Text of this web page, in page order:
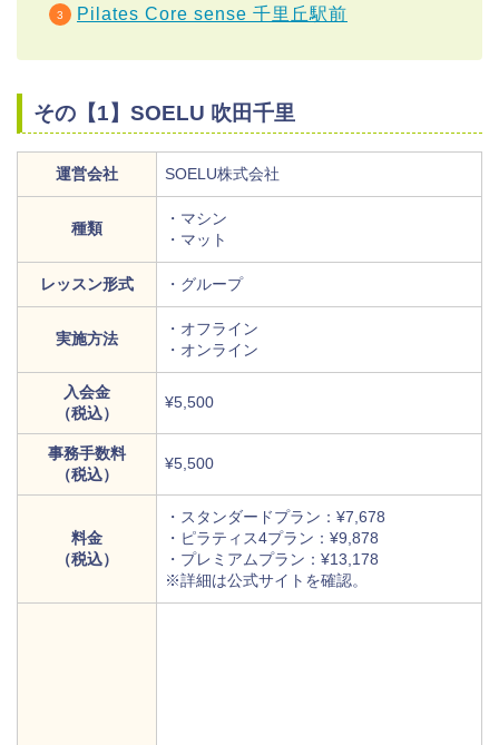
Pilates Core sense 千里丘駅前
その【1】SOELU 吹田千里
運営会社 SOELU株式会社
種類
・マシン
・マット
レッスン形式 ・グループ
実施方法
・オフライン
・オンライン
入会金
（税込）
¥5,500
事務手数料
（税込）
¥5,500
料金
（税込）
・スタンダードプラン：¥7,678
・ピラティス4プラン：¥9,878
・プレミアムプラン：¥13,178
※詳細は公式サイトを確認。